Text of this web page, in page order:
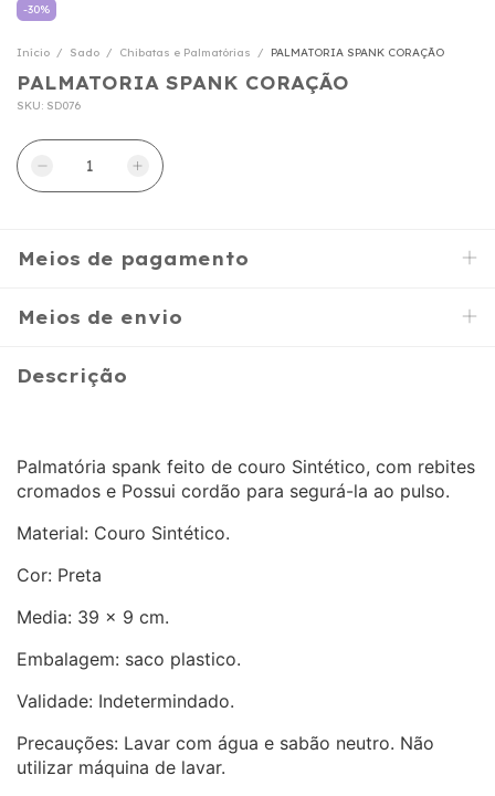
-30%
Início / Sado / Chibatas e Palmatórias / PALMATORIA SPANK CORAÇÃO
PALMATORIA SPANK CORAÇÃO
SKU: SD076
Meios de pagamento
Meios de envio
Descrição
Palmatória spank feito de couro Sintético, com rebites
cromados e Possui cordão para segurá-la ao pulso.
Material: Couro Sintético.
Cor: Preta
Media: 39 x 9 cm.
Embalagem: saco plastico.
Validade: Indetermindado.
Precauções: Lavar com água e sabão neutro. Não
utilizar máquina de lavar.